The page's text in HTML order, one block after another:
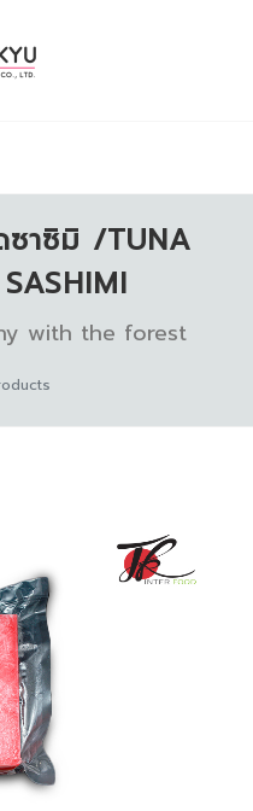
ซาซิมิ /TUNA
with the forest